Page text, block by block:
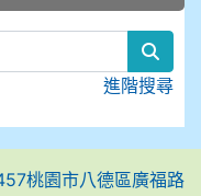
進階搜尋
桃園市八德區廣福路